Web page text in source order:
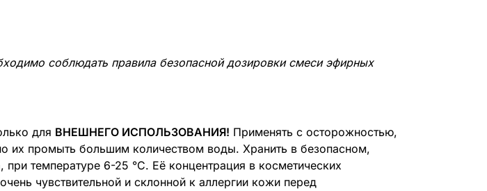
соблюдать правила безопасной дозировки смеси эфирных
для ВНЕШНЕГО ИСПОЛЬЗОВАНИЯ! Применять с осторожностью,
их промыть большим количеством воды. Хранить в безопасном,
температуре 6-25 °C. Её концентрация в косметических
чувствительной и склонной к аллергии кожи перед